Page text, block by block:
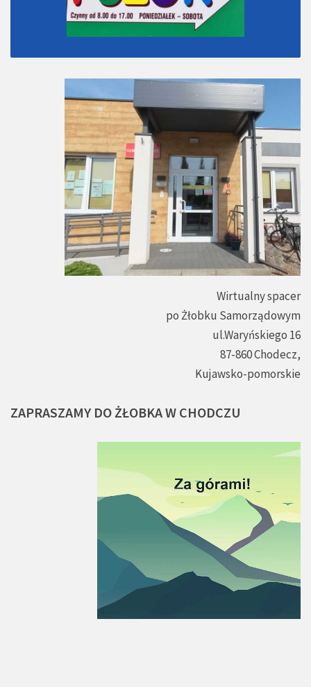
Wirtualny spacer
po Żłobku Samorządowym
ul.Waryńskiego 16
87-860 Chodecz,
Kujawsko-pomorskie
ZAPRASZAMY DOŻŁOBKAW CHODCZU